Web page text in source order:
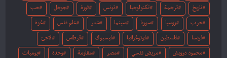
تاريخ ترجمة تكنولوجيا تونس ثورة جوجل حب
حرب روسيا سوريا سينما شعر علم نفس غزة
فرنسا فلسطين فوتوغرافيا فيسبوك قرطاس لاجئ
محمود درويش مريض نفسي مصر مقاومة وحدة يوميات